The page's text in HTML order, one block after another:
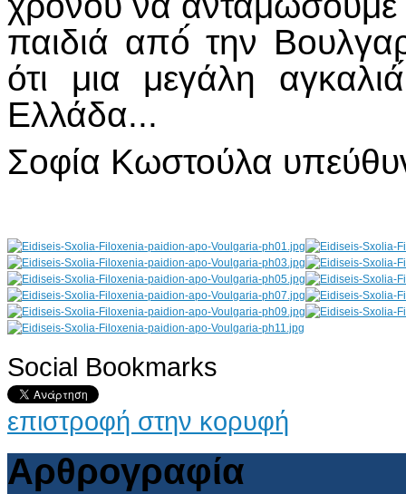
παιδιά από́ την
ότι μια μεγάλη
Ελλάδα...
Σοφία Κωστούλα
AdmirorGallery 4.5.0, author/s Vasiljevski& Kekeljevic
Social Bookmarks
επιστροφή στην κορυφή
Αρθρογραφία